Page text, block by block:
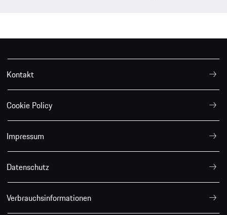
Kontakt
Cookie Policy
Impressum
Datenschutz
Verbrauchsinformationen